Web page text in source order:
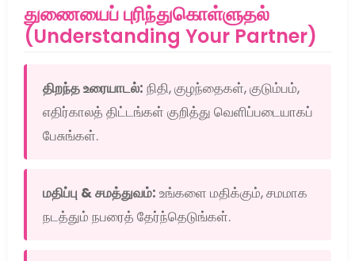
துணையைப் புரிந்துகொள்ளுதல்
(Understanding Your Partner)
திறந்த உரையாடல்: நிதி, குழந்தைகள், குடும்பம்,
எதிர்காலத் திட்டங்கள் குறித்து வெளிப்படையாகப்
பேசுங்கள்.
மதிப்பு & சமத்துவம்: உங்களை மதிக்கும், சமமாக
நடத்தும் நபரைத் தேர்ந்தெடுங்கள்.